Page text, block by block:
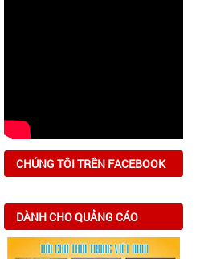
CHÚNG TÔI TRÊN FACEBOOK
DÀNH CHO QUẢNG CÁO